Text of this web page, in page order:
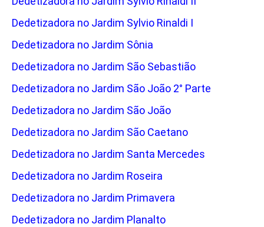
Dedetizadora no Jardim Sylvio Rinaldi I
Dedetizadora no Jardim Sônia
Dedetizadora no Jardim São Sebastião
Dedetizadora no Jardim São João 2° Parte
Dedetizadora no Jardim São João
Dedetizadora no Jardim São Caetano
Dedetizadora no Jardim Santa Mercedes
Dedetizadora no Jardim Roseira
Dedetizadora no Jardim Primavera
Dedetizadora no Jardim Planalto